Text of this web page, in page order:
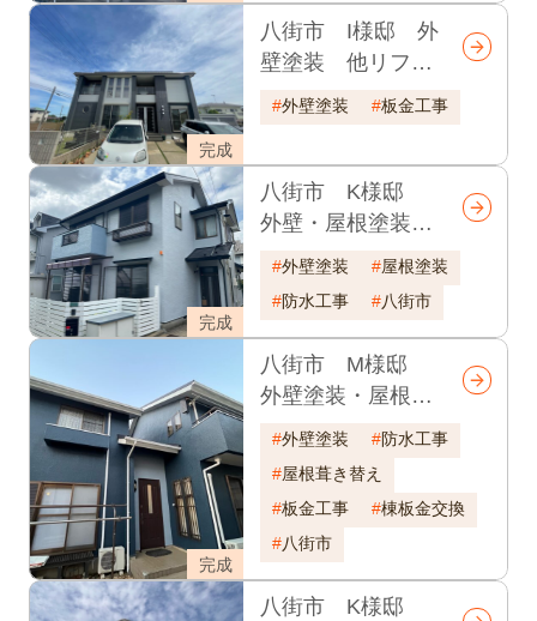
完成
八街市 I様邸 外
壁塗装 他リフォ
ーム 耐久年数26
年
外壁塗装 板金工事
完成
八街市 K様邸
外壁・屋根塗装
耐久年数26年
外壁塗装
屋根塗装
防水工事
八街市
完成
八街市 M様邸
外壁塗装・屋根葺
き替え・他リフォ
外壁塗装
防水工事
屋根葺き替え
板金工事
棟板金交換
八街市
八街市 K様邸